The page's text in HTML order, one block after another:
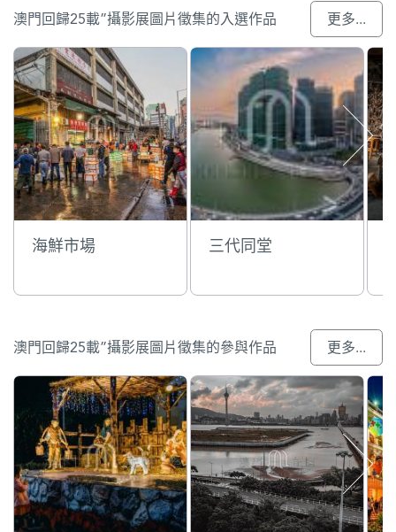
澳門回歸25載”攝影展圖片徵集的入選作品 更多...
海鮮市場 三代同堂
澳門回歸25載”攝影展圖片徵集的參與作品 更多...